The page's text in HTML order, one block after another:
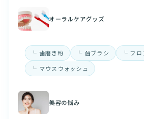
オーラルケアグッズ
歯磨き粉 歯ブラシ
フロ
マウスウォッシュ
美容の悩み